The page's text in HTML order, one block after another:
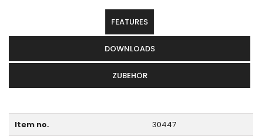
FEATURES
DOWNLOADS
ZUBEHÖR
Item no.
30447